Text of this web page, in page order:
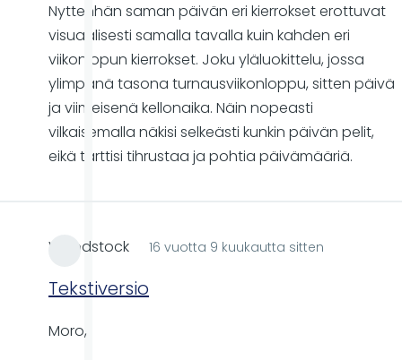
Nyttenhän saman päivän eri kierrokset erottuvat
visuaalisesti samalla tavalla kuin kahden eri
viikonlopun kierrokset. Joku yläluokittelu, jossa
ylimpänä tasona turnausviikonloppu, sitten päivä
ja viimeisenä kellonaika. Näin nopeasti
vilkaisemalla näkisi selkeästi kunkin päivän pelit,
eikä tarttisi tihrustaa ja pohtia päivämääriä.
Woodstock 16 vuotta 9 kuukautta sitten
Tekstiversio
Moro,